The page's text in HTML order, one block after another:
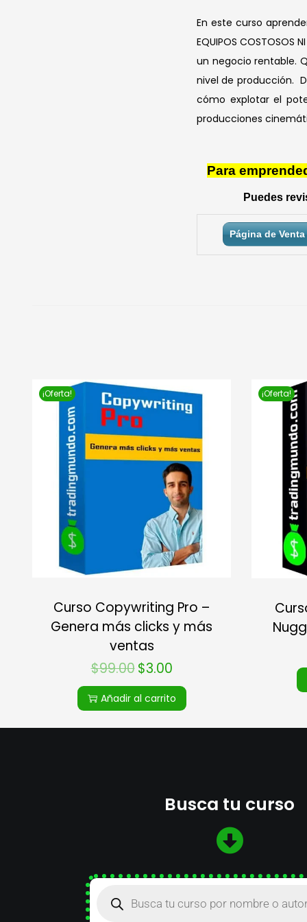
En este curso
EQUIPOS COSTOSOS
un negocio rentable.
nivel de producción.
cómo explotar el
producciones
Para
Puedes
Página de
¡Oferta!
Curso Copywriting Pro –
Genera más clicks y más
ventas
$99.00 $3.00
Añadir al carrito
¡Oferta!
Busca tu curso